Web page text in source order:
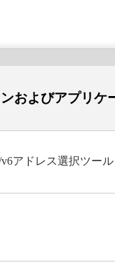
およびアプリ
アドレス選択ツー